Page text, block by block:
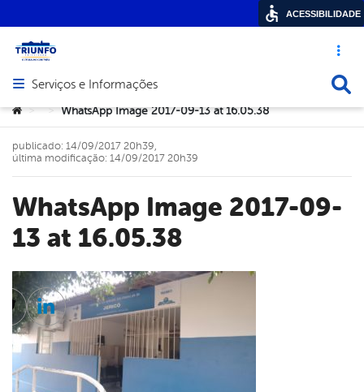
Acesso
Abrir menu principal de navegação
Serviços e Informações
Você está aqui:
> > WhatsApp Image 2017-09-13 at 16.05.38
WhatsApp Image 2017-09-
13 at 16.05.38
publicado: 14/09/2017 20h39,
última modificação: 14/09/2017 20h39
Twitter
Linkedin
ACESSIBILIDADE